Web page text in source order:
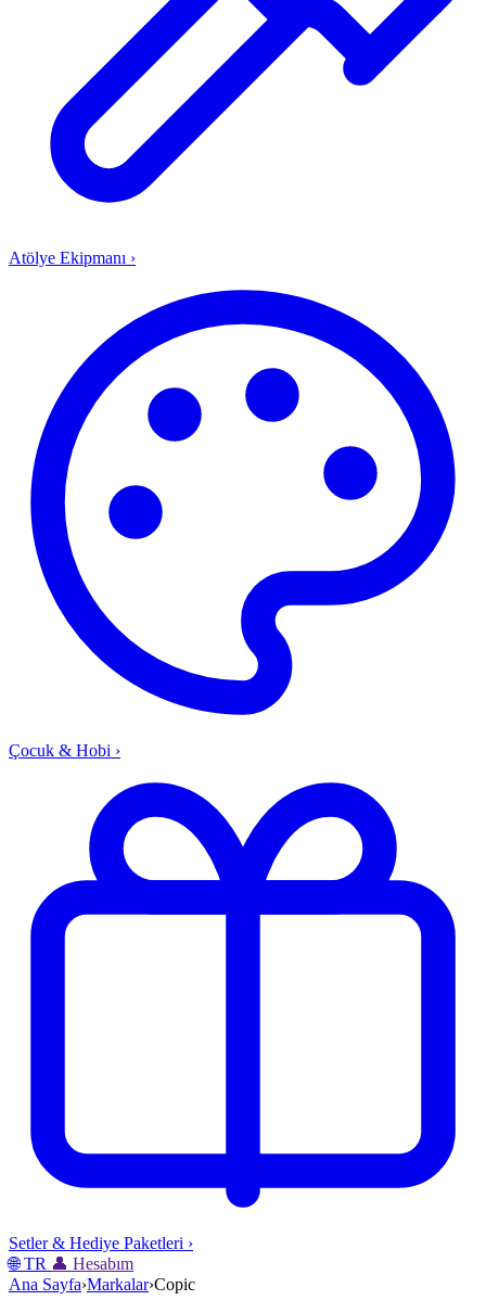
Atölye Ekipmanı ›
Çocuk & Hobi ›
Setler & Hediye Paketleri ›
🌐 TR 👤 Hesabım
Ana Sayfa›Markalar›Copic